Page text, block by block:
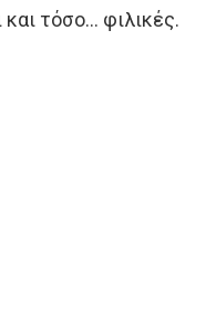
και τόσο… φιλικές.